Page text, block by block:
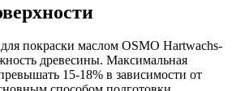
покраски маслом OSMO Hartwachs-
древесины. Максимальная
15-18% в зависимости от